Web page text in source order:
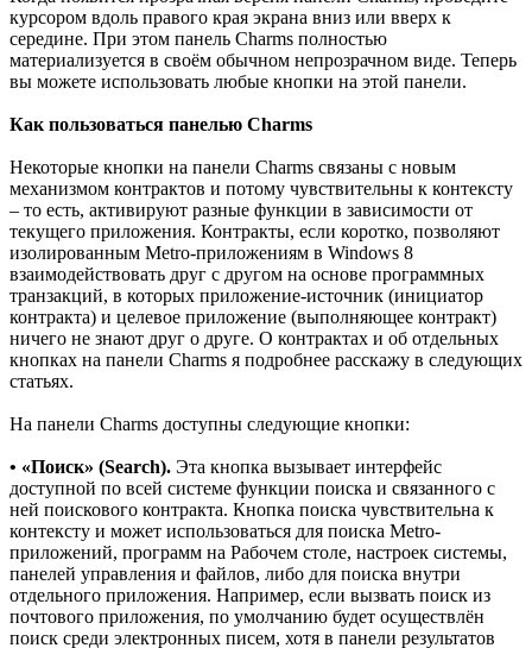
курсором вдоль правого края экрана вниз или вверх к
середине. При этом панель Charms полностью
материализуется в своём обычном непрозрачном виде. Теперь
вы можете использовать любые кнопки на этой панели.
Как пользоваться панелью Charms
Некоторые кнопки на панели Charms связаны с новым
механизмом контрактов и потому чувствительны к контексту
– то есть, активируют разные функции в зависимости от
текущего приложения. Контракты, если коротко, позволяют
изолированным Metro-приложениям в Windows 8
взаимодействовать друг с другом на основе программных
транзакций, в которых приложение-источник (инициатор
контракта) и целевое приложение (выполняющее контракт)
ничего не знают друг о друге. О контрактах и об отдельных
кнопках на панели Charms я подробнее расскажу в следующих
статьях.
На панели Charms доступны следующие кнопки:
• «Поиск» (Search). Эта кнопка вызывает интерфейс
доступной по всей системе функции поиска и связанного с
ней поискового контракта. Кнопка поиска чувствительна к
контексту и может использоваться для поиска Metro-
приложений, программ на Рабочем столе, настроек системы,
панелей управления и файлов, либо для поиска внутри
отдельного приложения. Например, если вызвать поиск из
почтового приложения, по умолчанию будет осуществлён
поиск среди электронных писем, хотя в панели результатов